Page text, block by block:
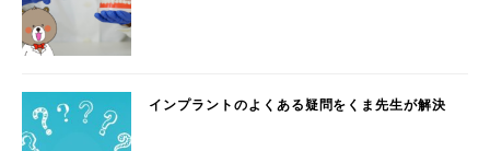
インプラントのよくある疑問をくま先生が解決